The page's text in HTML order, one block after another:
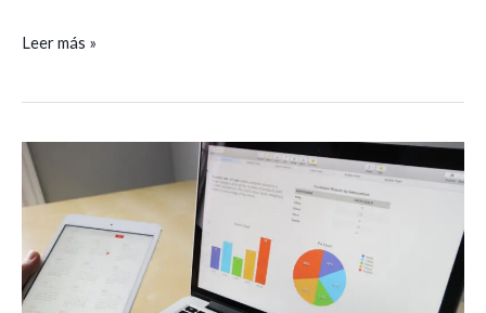
Leer más »
Elit
mattis
platea
rhoncus